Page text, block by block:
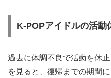
K-POPアイドルの活動
過去に体調不良で活動を休
を見ると、復帰までの期間